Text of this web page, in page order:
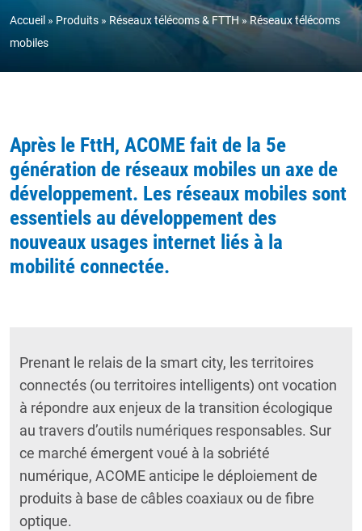
Accueil Produits Réseaux télécoms & FTTH
Réseaux télécoms
mobiles
Après le FttH, ACOME fait de la 5e
génération de réseaux mobiles un axe de
développement. Les réseaux mobiles sont
essentiels au développement des
nouveaux usages internet liés à la
mobilité connectée.
Prenant le relais de la smart city, les territoires
connectés (ou territoires intelligents) ont vocation
à répondre aux enjeux de la transition écologique
au travers d’outils numériques responsables. Sur
ce marché émergent voué à la sobriété
numérique, ACOME anticipe le déploiement de
produits à base de câbles coaxiaux ou de fibre
optique.